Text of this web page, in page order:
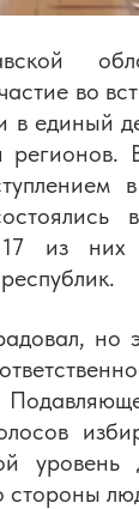
во
единый
регионов.
из них
но
уровень
стороны